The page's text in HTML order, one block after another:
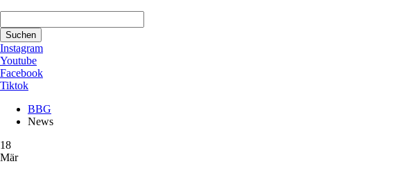
Suchen
Instagram
Youtube
Facebook
Tiktok
BBG
News
18
Mär